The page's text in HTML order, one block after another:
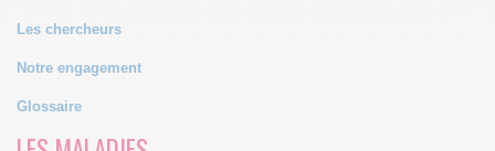
Les chercheurs
Notre engagement
Glossaire